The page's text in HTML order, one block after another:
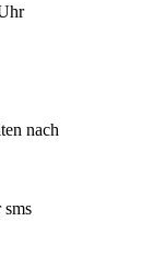
nach
sms